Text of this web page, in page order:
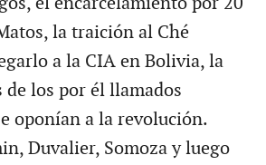
la traición al Ché
a la CIA en Bolivia, la
los por él llamados
oponían a la revolución.
Duvalier, Somoza y luego